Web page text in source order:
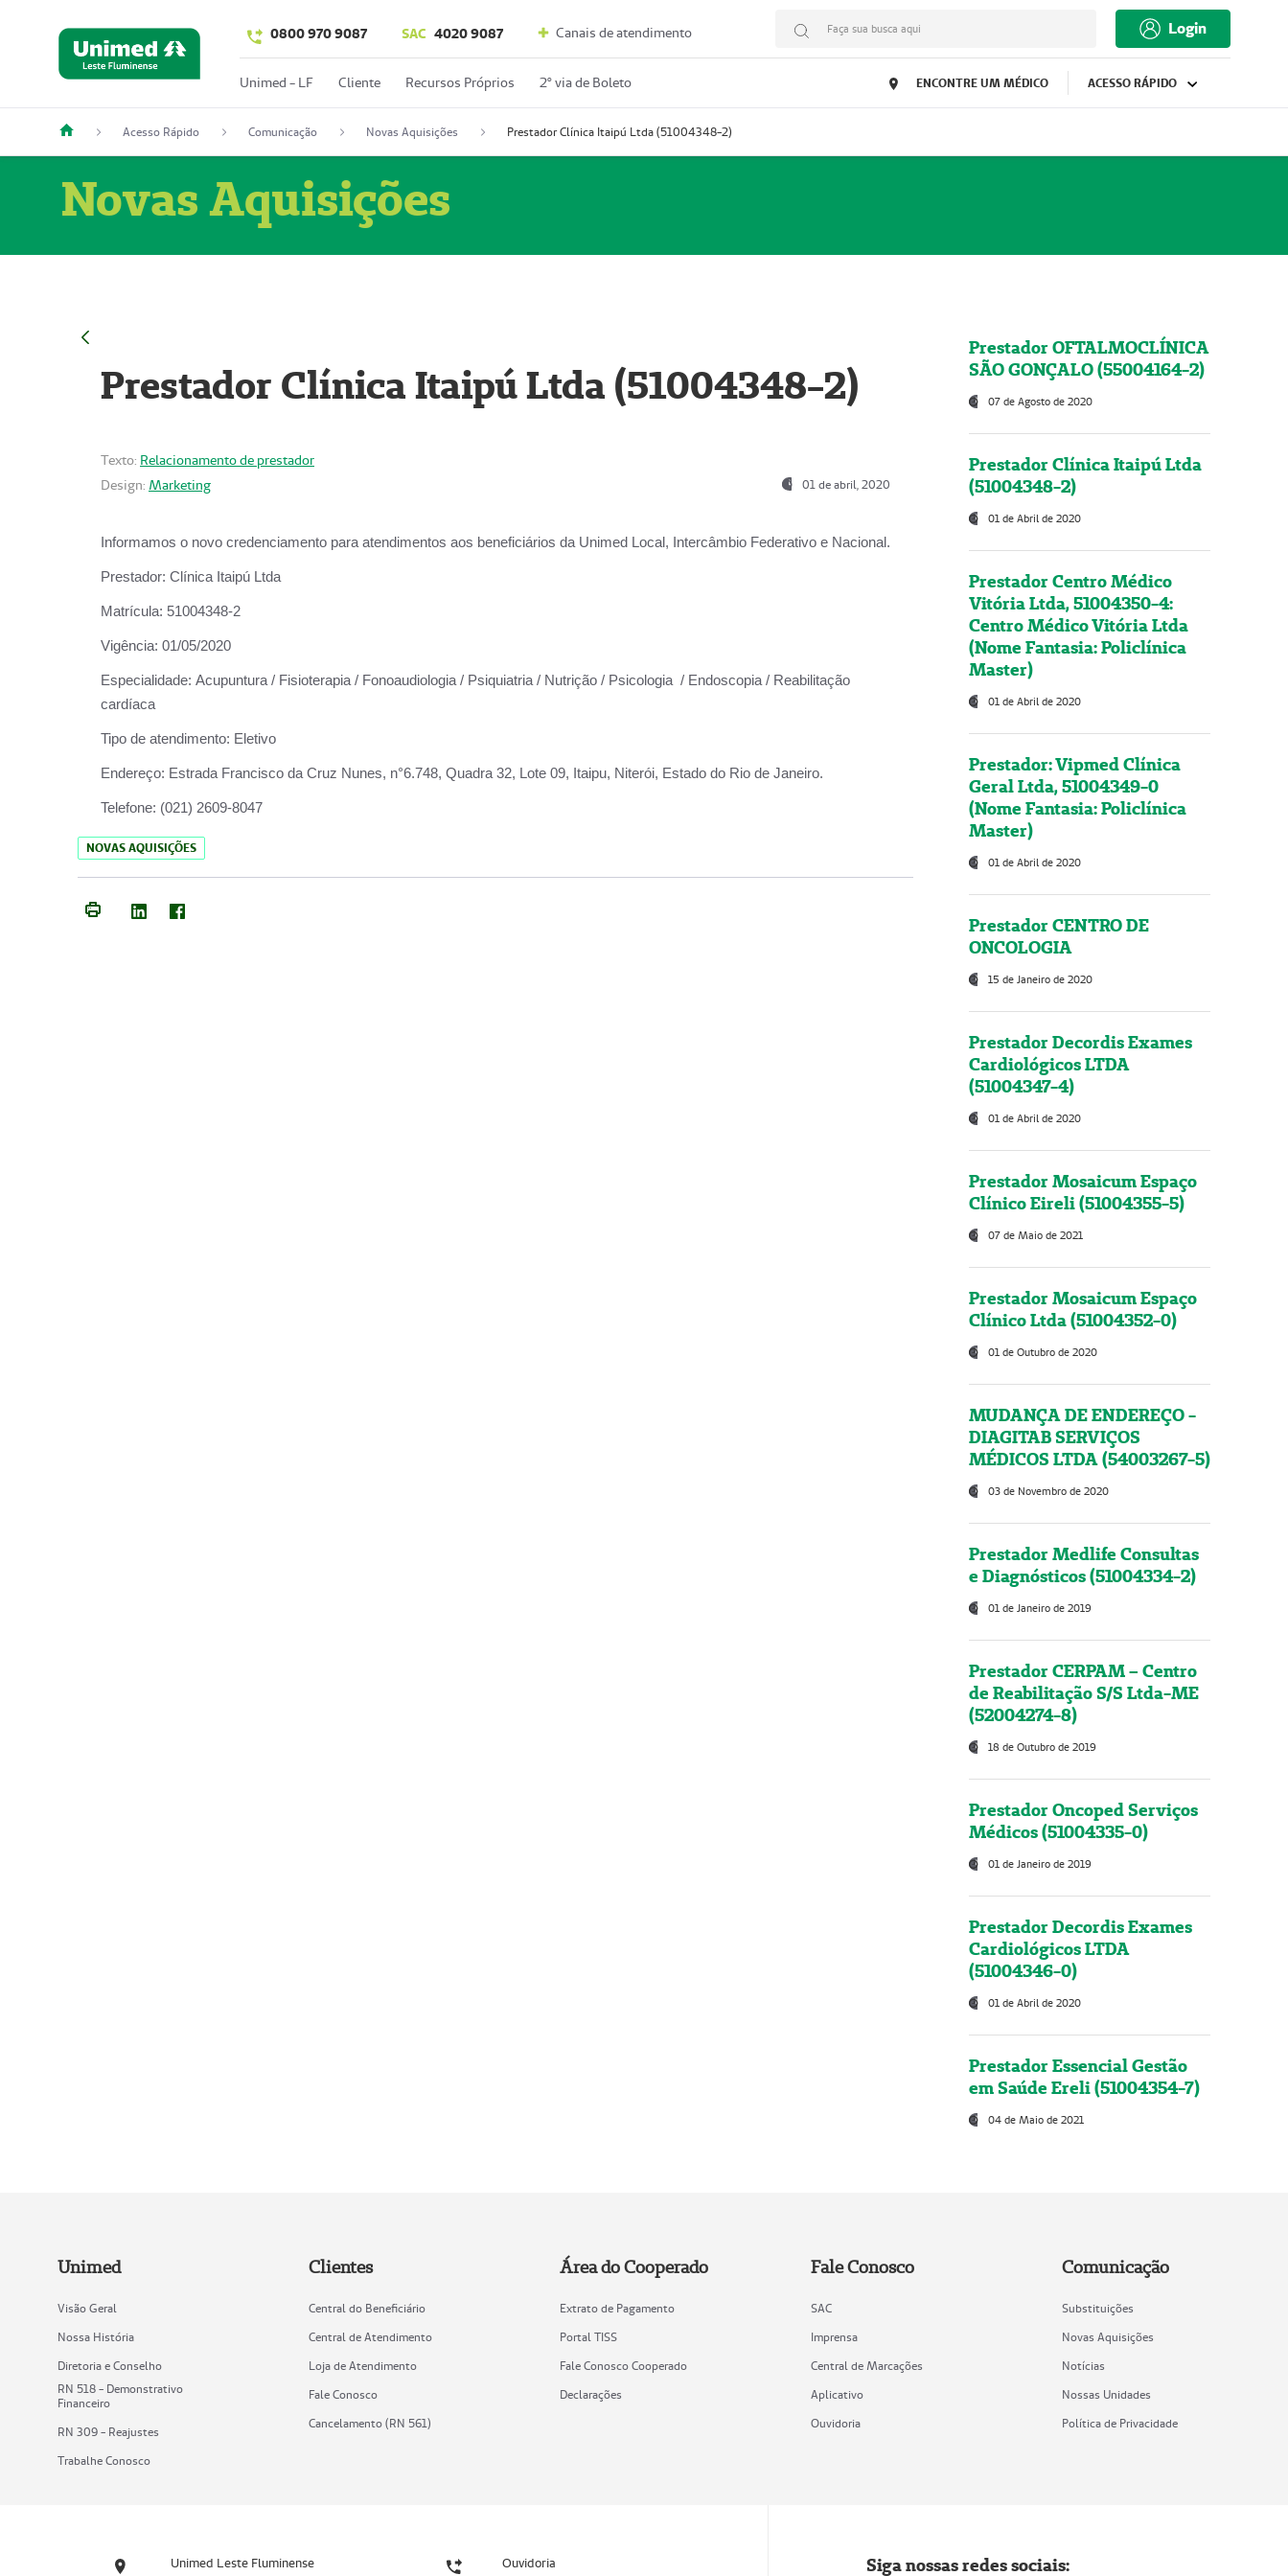
0800 970 9087 SAC 4020 9087 Canais de atendimento Faça sua busca aqui Login
Unimed - LF Cliente Recursos Próprios 2º via de Boleto ENCONTRE UM MÉDICO ACESSO RÁPIDO
Acesso Rápido Comunicação Novas Aquisições Prestador Clínica Itaipú Ltda (51004348-2)
Novas Aquisições
Prestador Clínica Itaipú Ltda (51004348-2)
Texto: Relacionamento de prestador
Design: Marketing 01 de abril, 2020
Informamos o novo credenciamento para atendimentos aos beneficiários da Unimed Local, Intercâmbio Federativo e Nacional.
Prestador: Clínica Itaipú Ltda
Matrícula: 51004348-2
Vigência: 01/05/2020
Especialidade: Acupuntura / Fisioterapia / Fonoaudiologia / Psiquiatria / Nutrição / Psicologia / Endoscopia / Reabilitação
cardíaca
Tipo de atendimento: Eletivo
Endereço: Estrada Francisco da Cruz Nunes, n°6.748, Quadra 32, Lote 09, Itaipu, Niterói, Estado do Rio de Janeiro.
Telefone: (021) 2609-8047
NOVAS AQUISIÇÕES
Prestador OFTALMOCLÍNICA
SÃO GONÇALO (55004164-2)
07 de Agosto de 2020
Prestador Clínica Itaipú Ltda
(51004348-2)
01 de Abril de 2020
Prestador Centro Médico
Vitória Ltda, 51004350-4:
Centro Médico Vitória Ltda
(Nome Fantasia: Policlínica
Master)
01 de Abril de 2020
Prestador: Vipmed Clínica
Geral Ltda, 51004349-0
(Nome Fantasia: Policlínica
Master)
01 de Abril de 2020
Prestador CENTRO DE
ONCOLOGIA
15 de Janeiro de 2020
Prestador Decordis Exames
Cardiológicos LTDA
(51004347-4)
01 de Abril de 2020
Prestador Mosaicum Espaço
Clínico Eireli (51004355-5)
07 de Maio de 2021
Prestador Mosaicum Espaço
Clínico Ltda (51004352-0)
01 de Outubro de 2020
MUDANÇA DE ENDEREÇO -
DIAGITAB SERVIÇOS
MÉDICOS LTDA (54003267-5)
03 de Novembro de 2020
Prestador Medlife Consultas
e Diagnósticos (51004334-2)
01 de Janeiro de 2019
Prestador CERPAM – Centro
de Reabilitação S/S Ltda-ME
(52004274-8)
18 de Outubro de 2019
Prestador Oncoped Serviços
Médicos (51004335-0)
01 de Janeiro de 2019
Prestador Decordis Exames
Cardiológicos LTDA
(51004346-0)
01 de Abril de 2020
Prestador Essencial Gestão
em Saúde Ereli (51004354-7)
04 de Maio de 2021
Unimed
Visão Geral
Nossa História
Diretoria e Conselho
RN 518 - Demonstrativo
Financeiro
RN 309 - Reajustes
Trabalhe Conosco
Clientes
Central do Beneficiário
Central de Atendimento
Loja de Atendimento
Fale Conosco
Cancelamento (RN 561)
Área do Cooperado
Extrato de Pagamento
Portal TISS
Fale Conosco Cooperado
Declarações
Fale Conosco
SAC
Imprensa
Central de Marcações
Aplicativo
Ouvidoria
Comunicação
Substituições
Novas Aquisições
Notícias
Nossas Unidades
Política de Privacidade
Unimed Leste Fluminense Ouvidoria Siga nossas redes sociais: